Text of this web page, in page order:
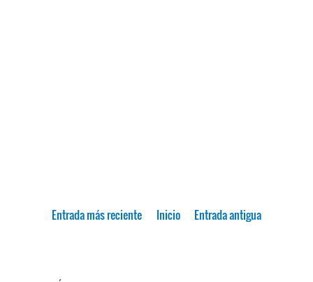
Entrada más reciente Entrada antigua
Inicio